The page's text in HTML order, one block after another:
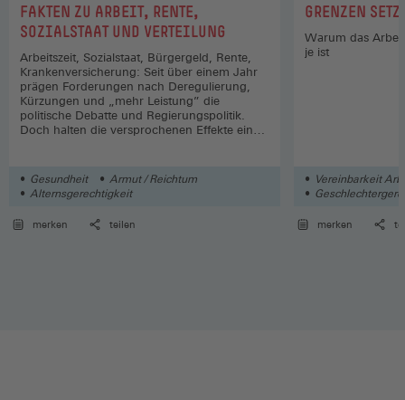
:FAKTEN ZU ARBEIT, RENTE,
SOZIALSTAAT UND VERTEILUNG
Arbeitszeit, Sozialstaat, Bürgergeld, Rente,
Krankenversicherung: Seit über einem Jahr
prägen Forderungen nach Deregulierung,
Kürzungen und „mehr Leistung” die
politische Debatte und Regierungspolitik.
Doch halten die versprochenen Effekte einer
Gesundheit
Armut / Reichtum
Alternsgerechtigkeit
merken teilen
:GRENZEN
Warum das
je ist
Vereinbarkeit
merken